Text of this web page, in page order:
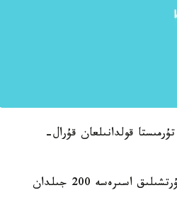
قولدانىلعان قۇرال-
شارادا ۇزىن سانى 1,5 مىڭنان استام ەكسپونات كوپشىلىك نازارىنا ۇسىنىلدى. جۇرتشىلىق اسىرەسە 200 جىلدان